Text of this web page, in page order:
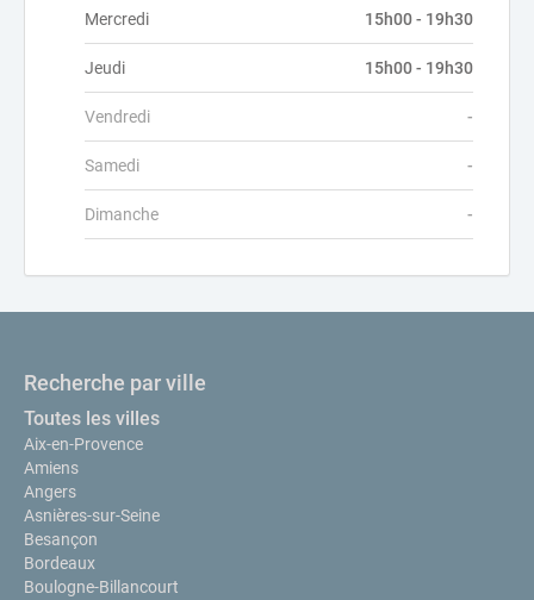
Mercredi 15h00 - 19h30
Jeudi 15h00 - 19h30
Vendredi -
Samedi -
Dimanche -
Recherche par ville
Toutes les villes
Aix-en-Provence
Amiens
Angers
Asnières-sur-Seine
Besançon
Bordeaux
Boulogne-Billancourt